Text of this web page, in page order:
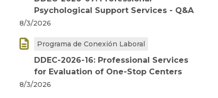
Psychological Support Services - Q&A
8/3/2026
 Programa de Conexión Laboral
DDEC-2026-16: Professional Services
for Evaluation of One-Stop Centers
8/3/2026